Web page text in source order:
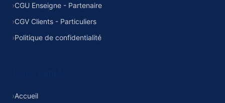
›CGU Enseigne - Partenaire
›CGV Clients - Particuliers
›Politique de confidentialité
›Accueil